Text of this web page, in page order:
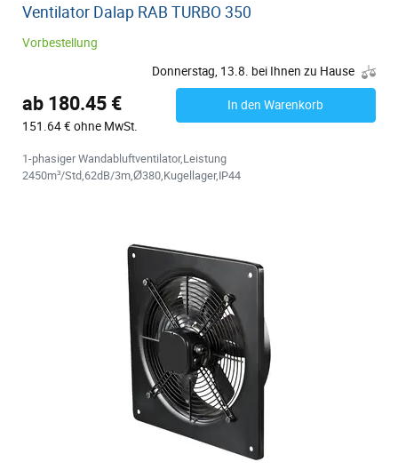
Ventilator Dalap RAB TURBO 350
Vorbestellung
Donnerstag, 13.8. bei Ihnen zu Hause
ab 180.45 €
151.64 € ohne MwSt.
In den Warenkorb
1-phasiger Wandabluftventilator,Leistung
2450m³/Std,62dB/3m,Ø380,Kugellager,IP44